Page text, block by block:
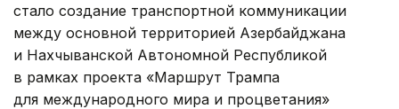
стало создание транспортной коммуникации
между основной территорией Азербайджана
и Нахчыванской Автономной Республикой
в рамках проекта «Маршрут Трампа
для международного мира и процветания»